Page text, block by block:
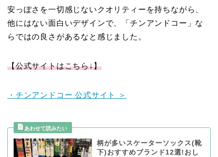
安っぽさを一切感じないクオリティーを持ちながら、
他にはない面白いデザインで、「チンアンドコー」な
らではの良さがあるなと感じました。
【公式サイトはこちら↓】
・チンアンドコー 公式サイト ＞
柄が多いスケーターソックス(靴
下)おすすめブランド12選!おし